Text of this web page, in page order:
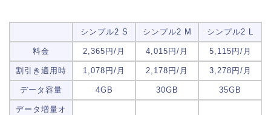
シンプル2 S シンプル2 M シンプル2 L
料金 2,365円/月 4,015円/月 5,115円/月
割引き適用時 1,078円/月 2,178円/月 3,278円/月
データ容量 4GB 30GB 35GB
データ増量オ